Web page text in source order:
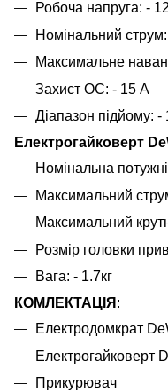
Робоча напруга: -
Номінальний
Максимальне
Захист ОС: - 15 А
Діапазон підйому: -
Електрогайковерт
Номінальна
Максимальний
Максимальний
Розмір головки
Вага: - 1.7кг
КОМЛЕКТАЦІЯ :
Електродомкрат
Електрогайковерт
Прикурювач